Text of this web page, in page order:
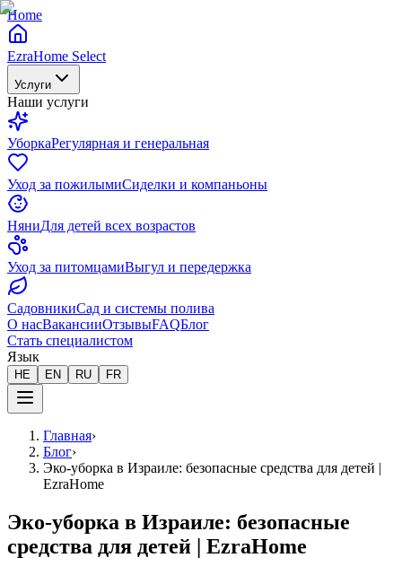
Home
EzraHome Select
Услуги
Наши услуги
УборкаРегулярная и генеральная
Уход за пожилымиСиделки и компаньоны
НяниДля детей всех возрастов
Уход за питомцамиВыгул и передержка
СадовникиСад и системы полива
О насВакансииОтзывыFAQБлог
Стать специалистом
Язык
HE EN RU FR
Главная›
Блог›
Эко-уборка в Израиле: безопасные средства для детей |
EzraHome
Эко-уборка в Израиле: безопасные
средства для детей | EzraHome